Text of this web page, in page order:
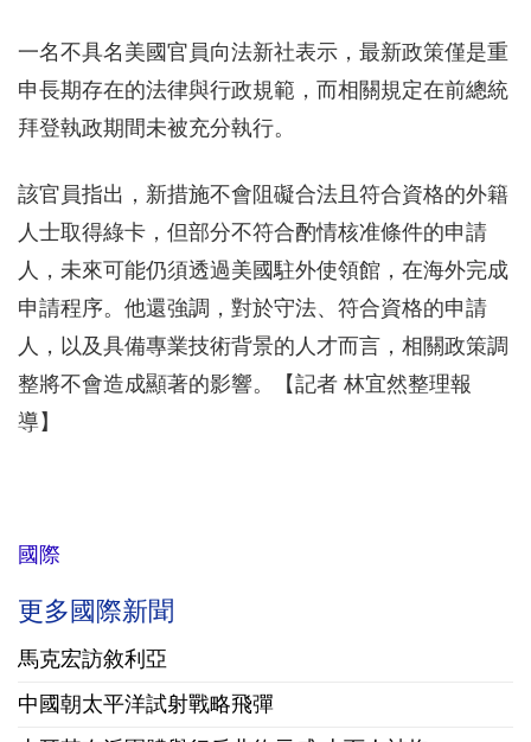
一名不具名美國官員向法新社表示，最新政策僅是重
申長期存在的法律與行政規範，而相關規定在前總統
拜登執政期間未被充分執行。
該官員指出，新措施不會阻礙合法且符合資格的外籍
人士取得綠卡，但部分不符合酌情核准條件的申請
人，未來可能仍須透過美國駐外使領館，在海外完成
申請程序。他還強調，對於守法、符合資格的申請
人，以及具備專業技術背景的人才而言，相關政策調
整將不會造成顯著的影響。【記者 林宜然整理報
導】
國際
更多國際新聞
馬克宏訪敘利亞
中國朝太平洋試射戰略飛彈